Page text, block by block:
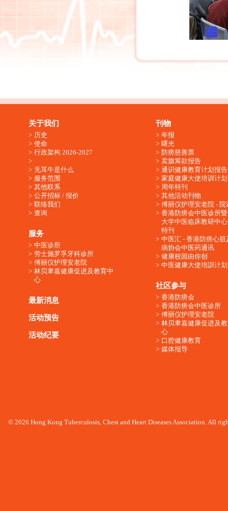
关于我们
历史
使命
行政架构 2026-2027
无耳牛是什么
服务范围
其他联系
公开招标 / 报价
联络我们
查询
服务
中医诊所
劳士施罗孚牙科诊所
傅丽仪护理安老院
林贝聿嘉健康促进及教育中
心
最新消息
活动预告
活动纪要
刊物
年报
曙光
防痨慈善票
卖旗筹款报告
通识健康教育计划报告
家庭健康大使培训计划
周年特刊
其他活动刊物
傅丽仪护理安老院 - 院
香港防痨会中医诊所
大学中医临床教研中
特刊
中医汇 - 香港防痨心脏
病协会中医药通讯
健康校园由你创
中医健康大使培訓计划
社区参与
香港防痨会
香港防痨会中医诊所
傅丽仪护理安老院
林贝聿嘉健康促进及
心
口腔健康教育
媒体报导
© 2026 Hong Kong Tuberculosis, Chest and Heart Diseases Association. All